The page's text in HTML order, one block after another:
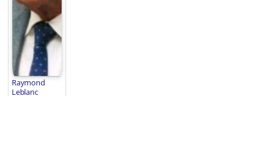
Raymond
Leblanc